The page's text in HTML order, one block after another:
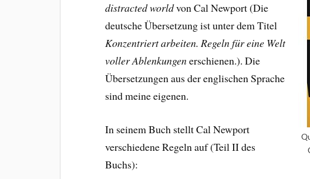
distracted worldvon Cal Newport (Die
deutsche Übersetzung ist unter dem Titel
Konzentriert arbeiten. Regeln für eine Welt
voller Ablenkungenerschienen.). Die
Übersetzungen aus der englischen Sprache
sind meine eigenen.
In seinem Buch stellt Cal Newport
verschiedene Regeln auf (Teil II des
Buchs):